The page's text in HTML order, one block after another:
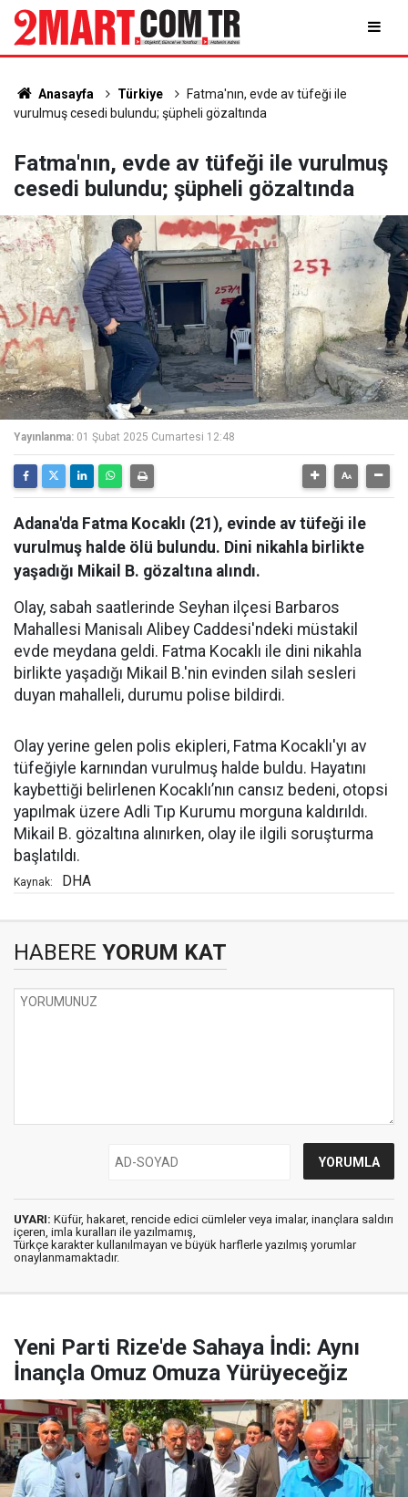
Anasayfa Türkiye
Fatma'nın, evde av tüfeği ile
vurulmuş cesedi bulundu; şüpheli gözaltında
Fatma'nın, evde av tüfeği ile vurulmuş
cesedi bulundu; şüpheli gözaltında
Yayınlanma: 01 Şubat 2025 Cumartesi 12:48
Adana'da Fatma Kocaklı (21), evinde av tüfeği ile
vurulmuş halde ölü bulundu. Dini nikahla birlikte
yaşadığı Mikail B. gözaltına alındı.
Olay, sabah saatlerinde Seyhan ilçesi Barbaros
Mahallesi Manisalı Alibey Caddesi'ndeki müstakil
evde meydana geldi. Fatma Kocaklı ile dini nikahla
birlikte yaşadığı Mikail B.'nin evinden silah sesleri
duyan mahalleli, durumu polise bildirdi.
Olay yerine gelen polis ekipleri, Fatma Kocaklı'yı av
tüfeğiyle karnından vurulmuş halde buldu. Hayatını
kaybettiği belirlenen Kocaklı’nın cansız bedeni, otopsi
yapılmak üzere Adli Tıp Kurumu morguna kaldırıldı.
Mikail B. gözaltına alınırken, olay ile ilgili soruşturma
başlatıldı.
Kaynak: DHA
HABERE YORUM KAT
UYARI: Küfür, hakaret, rencide edici cümleler veya imalar, inançlara saldırı
içeren, imla kuralları ile yazılmamış,
Türkçe karakter kullanılmayan ve büyük harflerle yazılmış yorumlar
onaylanmamaktadır.
Yeni Parti Rize'de Sahaya İndi: Aynı
İnançla Omuz Omuza Yürüyeceğiz